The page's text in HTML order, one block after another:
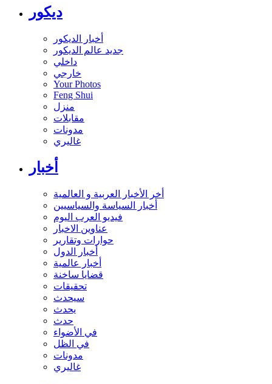
ديكور
أخبار الديكور
جديد عالم الديكور
داخلي
خارجي
Your Photos
Feng Shui
منزل
مقابلات
مدونات
غاليري
أخبار
أخر الأخبار العربية و العالمية
أخبار السياسة والسياسيين
فيديو العرب اليوم
عناوين الاخبار
حوارات وتقارير
أخبار الدول
أخبار عالمية
قضايا ساخنة
تحقيقات
سيحدث
يحدث
حدث
في الأضواء
في الظل
مدونات
غاليري